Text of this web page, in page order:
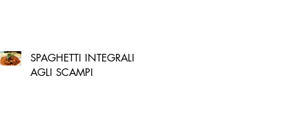
SPAGHETTI INTEGRALI
AGLI SCAMPI